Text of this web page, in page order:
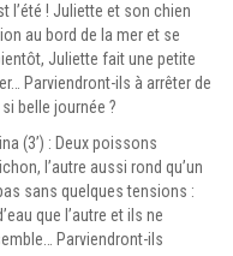
l’été ! Juliette et son chien
au bord de la mer et se
Juliette fait une petite
Parviendront-ils à arrêter de
belle journée ?
(3’) : Deux poissons
l’autre aussi rond qu’un
sans quelques tensions :
que l’autre et ils ne
Parviendront-ils